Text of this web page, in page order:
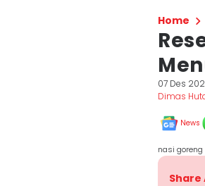
Home
07 Des
Dimas
News
nasi
Share